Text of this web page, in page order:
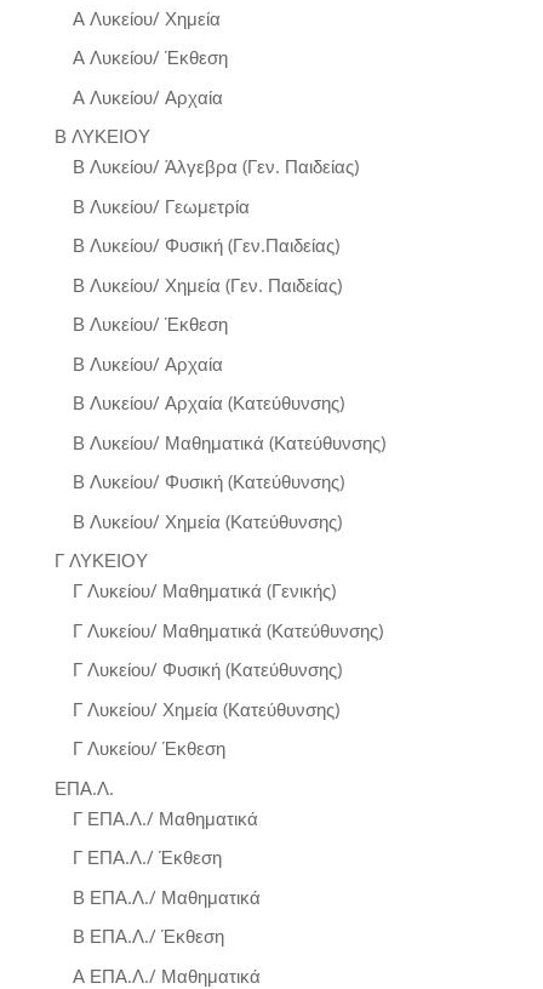
Α Λυκείου/ Χημεία
Α Λυκείου/ Έκθεση
Α Λυκείου/ Αρχαία
Β ΛΥΚΕΙΟΥ
Β Λυκείου/ Άλγεβρα (Γεν. Παιδείας)
Β Λυκείου/ Γεωμετρία
Β Λυκείου/ Φυσική (Γεν.Παιδείας)
Β Λυκείου/ Χημεία (Γεν. Παιδείας)
Β Λυκείου/ Έκθεση
Β Λυκείου/ Αρχαία
Β Λυκείου/ Αρχαία (Κατεύθυνσης)
Β Λυκείου/ Μαθηματικά (Κατεύθυνσης)
Β Λυκείου/ Φυσική (Κατεύθυνσης)
Β Λυκείου/ Χημεία (Κατεύθυνσης)
Γ ΛΥΚΕΙΟΥ
Γ Λυκείου/ Μαθηματικά (Γενικής)
Γ Λυκείου/ Μαθηματικά (Κατεύθυνσης)
Γ Λυκείου/ Φυσική (Κατεύθυνσης)
Γ Λυκείου/ Χημεία (Κατεύθυνσης)
Γ Λυκείου/ Έκθεση
ΕΠΑ.Λ.
Γ ΕΠΑ.Λ./ Μαθηματικά
Γ ΕΠΑ.Λ./ Έκθεση
Β ΕΠΑ.Λ./ Μαθηματικά
Β ΕΠΑ.Λ./ Έκθεση
Α ΕΠΑ.Λ./ Μαθηματικά